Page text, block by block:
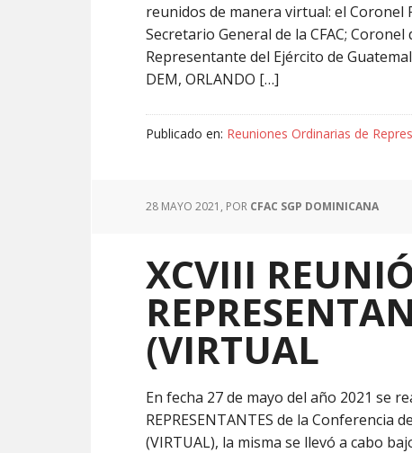
reunidos de manera virtual: el Coronel
Secretario General de la CFAC;
Representante del Ejército de
DEM, ORLANDO […]
Publicado en: Reuniones Ordinarias de
28 MAYO 2021 , POR CFAC SGP DOMINICANA
XCVIII
(VIRTUAL
En fecha 27 de mayo del año 2021 se
REPRESENTANTES de la Conferencia
(VIRTUAL), la misma se llevó a cabo